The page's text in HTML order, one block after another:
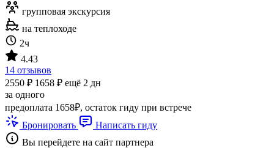
групповая экскурсия
на теплоходе
2ч
4.43
14 отзывов
2550 ₽ 1658 ₽ ещё 2 дн
за одного
предоплата 1658₽, остаток гиду при встрече
Бронировать
Написать гиду
Вы перейдете на сайт партнера